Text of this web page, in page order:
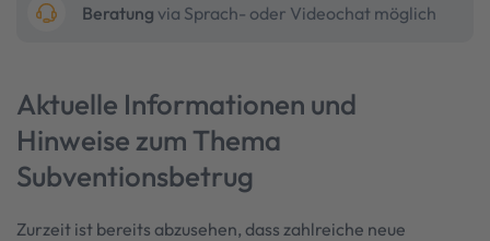
Beratung via Sprach- oder Videochat möglich
Aktuelle Informationen und
Hinweise zum Thema
Subventionsbetrug
Zurzeit ist bereits abzusehen, dass zahlreiche neue